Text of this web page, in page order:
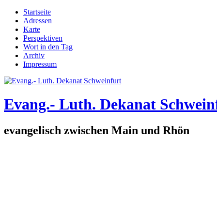
Direkt zum Inhalt
Hauptmenü
Startseite
Adressen
Karte
Perspektiven
Wort in den Tag
Archiv
Impressum
Evang.- Luth. Dekanat
evangelisch zwischen Main und Rhön